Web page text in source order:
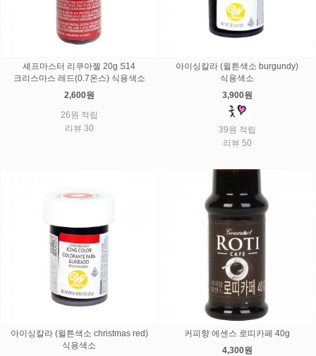
셰프마스터 리쿠아젤 20g S14
크리스마스 레드(0.7온스) 식용색소
2,600원
26원 적립
리뷰 30
아이싱칼라 (윌튼색소 burgundy)
식용색소
3,900원
39원 적립
리뷰 50
아이싱칼라 (윌튼색소 christmas red)
식용색소
커피향 에센스 로띠카페 40g
4,300원